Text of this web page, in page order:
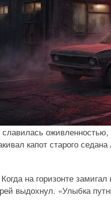
славилась
капот старого
на горизонте
выдохнул. «Улыбка